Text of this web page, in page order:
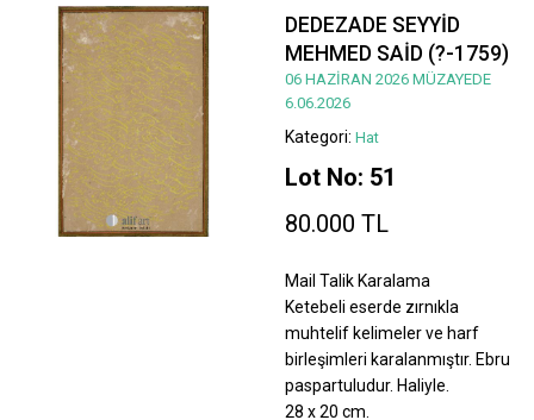
DEDEZADE SEYYİD
MEHMED SAİD (?-1759)
06 HAZİRAN 2026 MÜZAYEDE
6.06.2026
Kategori: Hat
Lot No: 51
80.000 TL
Mail Talik Karalama
Ketebeli eserde zırnıkla
muhtelif kelimeler ve harf
birleşimleri karalanmıştır. Ebru
paspartuludur. Haliyle.
28 x 20 cm.